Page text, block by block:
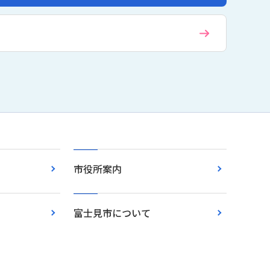
市役所案内
富士見市について